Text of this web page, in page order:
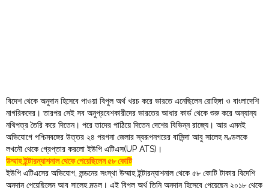
বিদেশ থেকে অনুদান হিসেবে পাওয়া বিপুল অর্থ খরচ করে ভারতে এনেছিলেন রোহিঙ্গা ও বাংলাদেশি
নাগরিকদের। তারপর সেই সব অনুপ্রবেশকারীদের ভারতের আধার কার্ড থেকে শুরু করে অন্যান্য
নথিপত্র তৈরি করে দিতেন। পরে তাদের পাঠিয়ে দিতেন দেশের বিভিন্ন রাজ্যে। আর এমনই
অভিযোগে পশ্চিমবঙ্গের উত্তর ২৪ পরগনা জেলার স্বরূপনগরের বাসিন্দা আবু সালেহ মণ্ডলকে
লখনৌ থেকে গ্রেপ্তার করলো ইউপি এটিএস(UP ATS)।
উম্মাহ ইন্টারন্যাশনাল থেকে পেয়েছিলেন ৫৮ কোটি
ইউপি এটিএসের অভিযোগ, লন্ডনের সংস্থা উম্মাহ ইন্টারন্যাশনাল থেকে ৫৮ কোটি টাকার বিদেশি
অনুদান পেয়েছিলেন আবু সালেহ মন্ডল। এই বিপুল অর্থ তিনি অনুদান হিসেবে পেয়েছেন ২০১৮ থেকে